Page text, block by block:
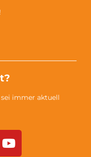
immer aktuell